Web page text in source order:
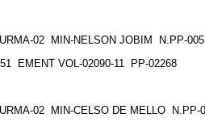
02 MIN-NELSON JOBIM
N.PP-005
EMENT VOL-02090-11
PP-02268
02 MIN-CELSO DE MELLO N.PP-